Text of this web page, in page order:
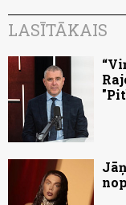
LASĪTĀKAIS